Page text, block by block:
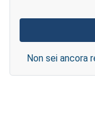
Non sei ancora